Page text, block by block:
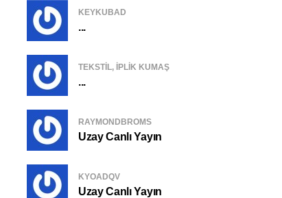
KEYKUBAD
...
TEKSTIL, IPLIK KUMAŞ
...
RAYMONDBROMS
Uzay Canlı Yayın
KYOADQV
Uzay Canlı Yayın